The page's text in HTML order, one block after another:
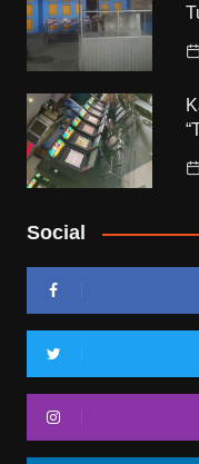
Social